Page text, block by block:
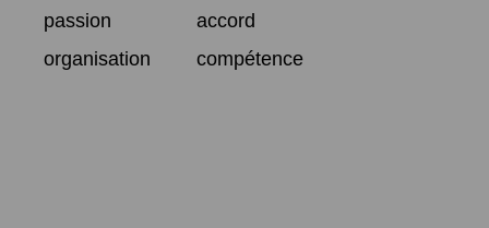
passion
accord
organisation
compétence